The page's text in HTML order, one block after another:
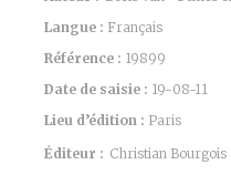
Langue : Français
Référence : 19899
Date de saisie : 19-08-11
Lieu d’édition : Paris
Éditeur : Christian Bourgois